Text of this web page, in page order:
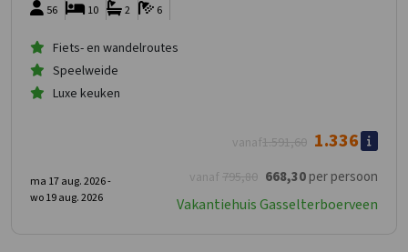
56 6
2
10
Fiets- en wandelroutes
Speelweide
Luxe keuken
vanaf 795,80 668,30per persoon
vanaf1.591,60 1.336
ma 17 aug. 2026 -
wo 19 aug. 2026
Vakantiehuis Gasselterboerveen